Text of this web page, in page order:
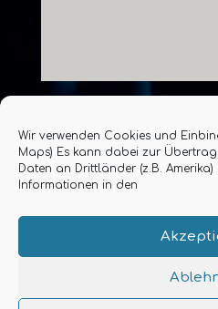
Wir verwenden Cookies und
Maps) Es kann dabei zur
Daten an Drittländer (z.B.
Informationen in den©Ludwig | powered by
Datenschutz